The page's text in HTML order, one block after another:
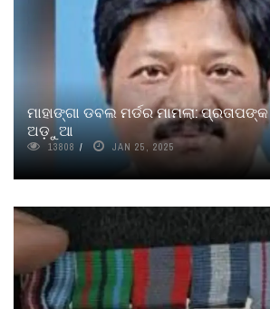
ମାହାଙ୍ଗା ଡବଲ ମର୍ଡର ମାମଲା:
ଅଡ଼ୁଆ
13808 JAN 25, 2025